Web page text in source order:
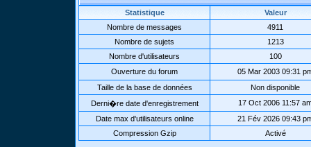
Statistique
Valeur
Nombre de messages
4911
Nombre de sujets
1213
Nombre d'utilisateurs
100
Ouverture du forum
05 Mar 2003 09:31
Taille de la base de données
Non disponible
Derni�re date d'enregistrement
17 Oct 2006 11:57
Date max d'utilisateurs online
21 Fév 2026 09:43
Compression Gzip
Activé